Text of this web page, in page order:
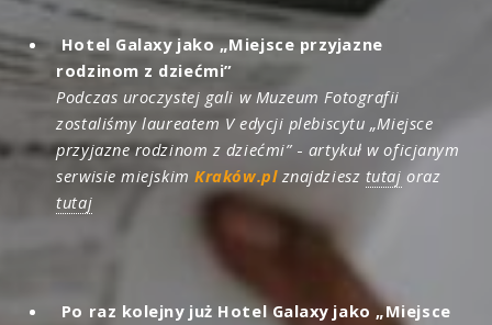
Hotel Galaxy jako „Miejsce przyjazne
rodzinom z dziećmi”
Podczas uroczystej gali w Muzeum Fotografii
zostaliśmy laureatem V edycji plebiscytu „Miejsce
przyjazne rodzinom z dziećmi”- artykuł w oficjanym
serwisie miejskimKraków.plznajdziesz tutaj oraz
tutaj
Po raz kolejny już Hotel Galaxy jako „Miejsce